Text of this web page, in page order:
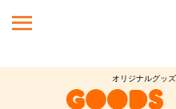
オリジナルグッ